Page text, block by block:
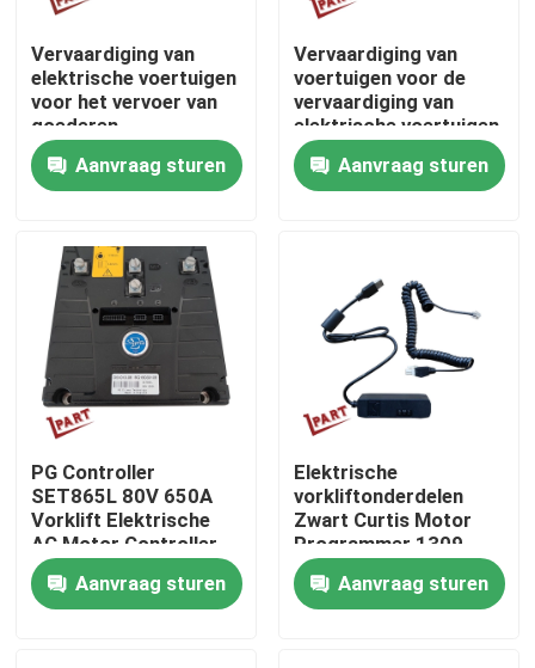
Thuis
Over ons
Contacten
Producten
Video's
De Delen van de vorkheftruckbatterij
Het Wiel van de vorkheftruckaandrijving
Het Controlemechanisme van de vorkheftruckmotor
Vervaardiging van
elektrische voertuigen
voor het vervoer van
goederen
Aanvraag sturen
Vervaardiging van
voertuigen voor de
vervaardiging van
elektrische voertuigen
voor de verwerking
van elektrische
voertuigen
Aanvraag sturen
PG Controller
SET865L 80V 650A
Vorklift Elektrische
AC Motor Controller
Aanvraag sturen
Elektrische
vorkliftonderdelen
Zwart Curtis Motor
Programmer 1309
voor Curtis Controller
Aanvraag sturen